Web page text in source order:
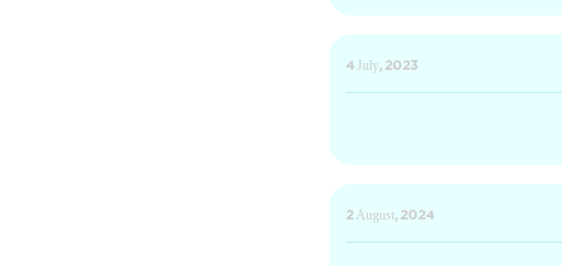
4 July, 2023
2 August, 2024